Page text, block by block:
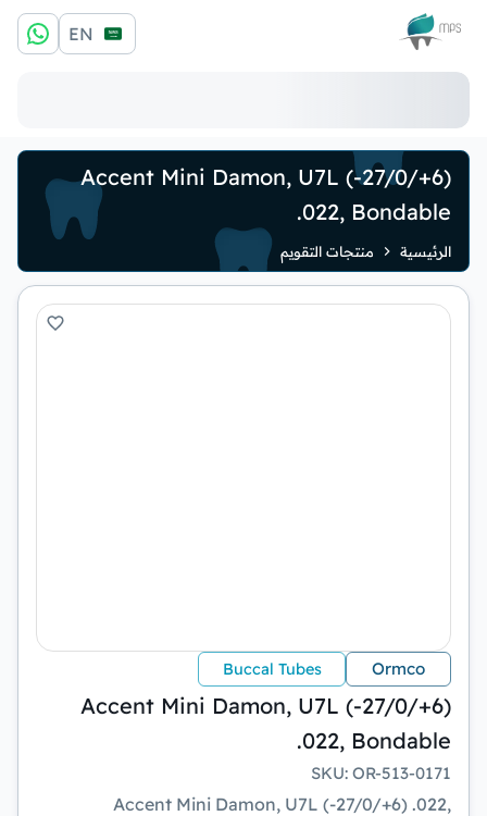
الشعار EN
Accent Mini Damon, U7L (-27/0/+6)
.022, Bondable
الرئيسية منتجات التقويم
Ormco
Buccal Tubes
Accent Mini Damon, U7L (-27/0/+6)
.022, Bondable
SKU: OR-513-0171
Accent Mini Damon, U7L (-27/0/+6) .022,